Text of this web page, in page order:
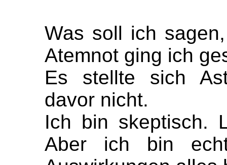
Was soll ich
Atemnot ging ich
Es stellte sich
davor nicht.
Ich bin skeptisch.
Aber ich bin